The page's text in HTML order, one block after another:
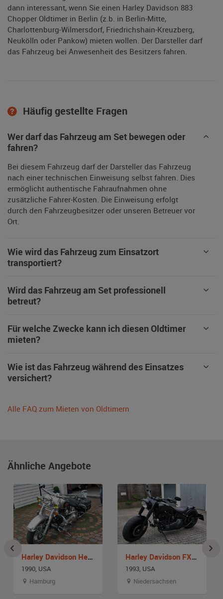
dann interessant, wenn Sie einen Harley Davidson 883
Chopper Oldtimer in Berlin (z.b. in Berlin-Mitte,
Charlottenburg-Wilmersdorf, Friedrichshain-Kreuzberg,
Neukölln oder Pankow) mieten wollen. Der Darsteller darf
das Fahrzeug bei Anwesenheit des Besitzers fahren.
Häufig gestellte Fragen
Wer darf das Fahrzeug am Set bewegen oder
fahren?
Bei diesem Fahrzeug darf der Darsteller das Fahrzeug
nach einer technischen Einweisung selbst fahren. Dies
ermöglicht authentische Fahraufnahmen ohne
zusätzliche Fahrer-Kosten. Die Einweisung erfolgt
durch den Fahrzeugbesitzer oder unseren Betreuer vor
Ort.
Wie wird das Fahrzeug zum Einsatzort
transportiert?
Wird das Fahrzeug am Set professionell
betreut?
Für welche Zwecke kann ich diesen Oldtimer
mieten?
Wie ist das Fahrzeug während des Einsatzes
versichert?
Alle FAQ zum Mieten von Oldtimern
Ähnliche Angebote
Harley Davidson Heritage Softail
1990, USA
Hamburg
Harley Davidson FXST
1993, USA
Niedersachsen